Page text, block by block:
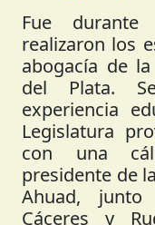
Fue
realizaron los
abogacía de
del Plata.
experiencia
Legislatura
con una
presidente de
Ahuad,
Cáceres y